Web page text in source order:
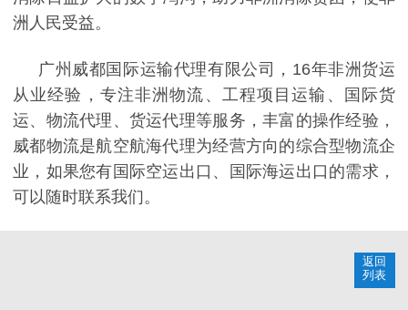
洲人民受益。
广州威都国际运输代理有限公司，16年非洲货运
从业经验，专注非洲物流、工程项目运输、国际货
运、物流代理、货运代理等服务，丰富的操作经验，
威都物流是航空航海代理为经营方向的综合型物流企
业，如果您有国际空运出口、国际海运出口的需求，
可以随时联系我们。
返回
列表